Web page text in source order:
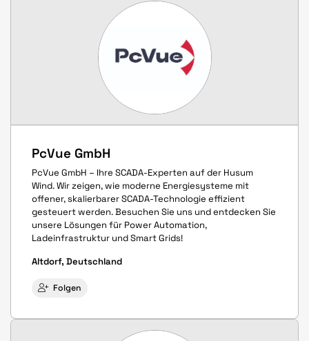
PcVue GmbH
PcVue GmbH – Ihre SCADA-Experten auf der Husum
Wind. Wir zeigen, wie moderne Energiesysteme mit
offener, skalierbarer SCADA-Technologie effizient
gesteuert werden. Besuchen Sie uns und entdecken Sie
unsere Lösungen für Power Automation,
Ladeinfrastruktur und Smart Grids!
Altdorf, Deutschland
Folgen